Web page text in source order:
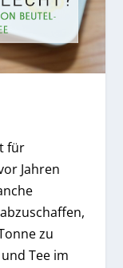
für
Jahren
zu
Tee im